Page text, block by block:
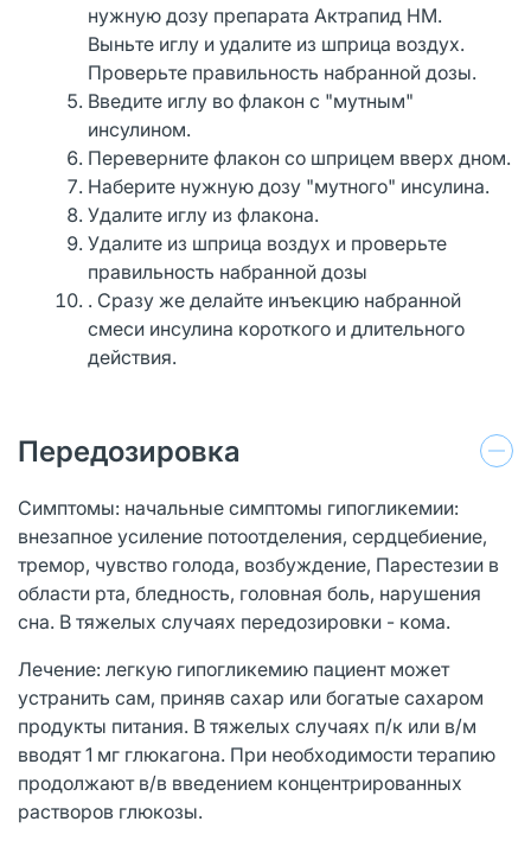
нужную дозу препарата Актрапид НМ.
Выньте иглу и удалите из шприца воздух.
Проверьте правильность набранной дозы.
Введите иглу во флакон с "мутным"
инсулином.
Переверните флакон со шприцем вверх дном.
Наберите нужную дозу "мутного" инсулина.
Удалите иглу из флакона.
Удалите из шприца воздух и проверьте
правильность набранной дозы
. Сразу же делайте инъекцию набранной
смеси инсулина короткого и длительного
действия.
Передозировка
Симптомы: начальные симптомы гипогликемии:
внезапное усиление потоотделения, сердцебиение,
тремор, чувство голода, возбуждение, Парестезии в
области рта, бледность, головная боль, нарушения
сна. В тяжелых случаях передозировки - кома.
Лечение: легкую гипогликемию пациент может
устранить сам, приняв сахар или богатые сахаром
продукты питания. В тяжелых случаях п/к или в/м
вводят 1 мг глюкагона. При необходимости терапию
продолжают в/в введением концентрированных
растворов глюкозы.